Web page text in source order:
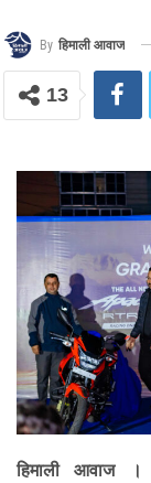
By हिमाली आवाज
13
हिमाली आवाज ।